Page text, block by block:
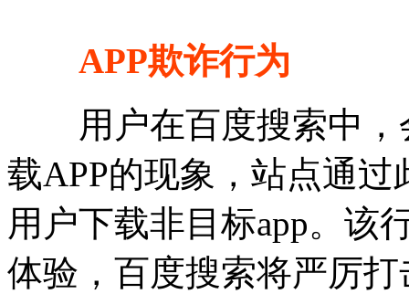
APP欺诈行为
用户在百度搜索中，
载APP的现象，站点通
用户下载非目标app。该
体验，百度搜索将严厉